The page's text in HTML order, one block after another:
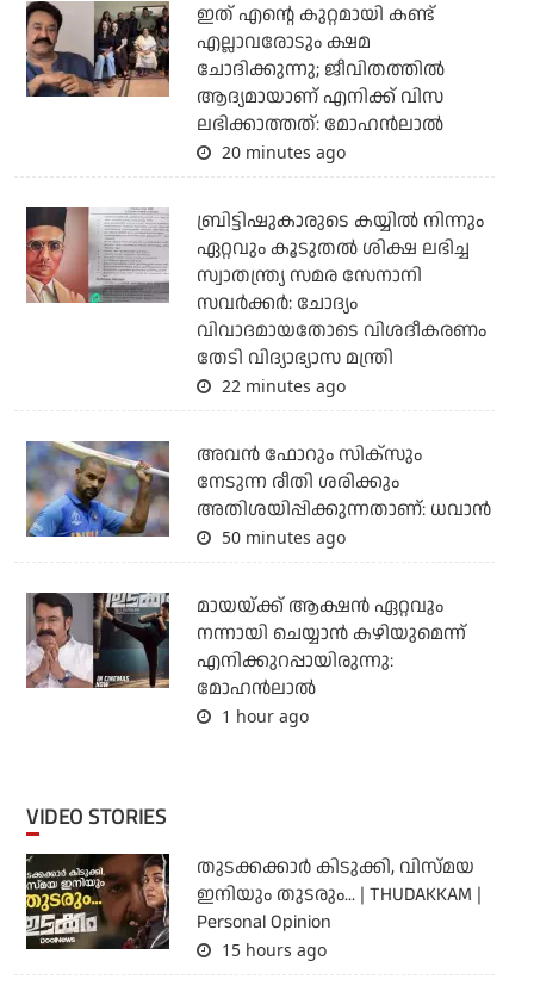
ഇത് എന്റെ കുറ്റമായി കണ്ട്
എല്ലാവരോടും ക്ഷമ
ചോദിക്കുന്നു; ജീവിതത്തിൽ
ആദ്യമായാണ് എനിക്ക് വിസ
ലഭിക്കാത്തത്: മോഹൻലാൽ
20 minutes ago
ബ്രിട്ടിഷുകാരുടെ കയ്യില്‍ നിന്നും
ഏറ്റവും കൂടുതല്‍ ശിക്ഷ ലഭിച്ച
സ്വാതന്ത്ര്യ സമര സേനാനി
സവര്‍ക്കര്‍: ചോദ്യം
വിവാദമായതോടെ വിശദീകരണം
തേടി വിദ്യാഭ്യാസ മന്ത്രി
22 minutes ago
അവന്‍ ഫോറും സിക്സും
നേടുന്ന രീതി ശരിക്കും
അതിശയിപ്പിക്കുന്നതാണ്: ധവാന്‍
50 minutes ago
മായയ്ക്ക് ആക്ഷന്‍ ഏറ്റവും
നന്നായി ചെയ്യാന്‍ കഴിയുമെന്ന്
എനിക്കുറപ്പായിരുന്നു:
മോഹന്‍ലാല്‍
1 hour ago
VIDEO STORIES
തുടക്കക്കാര്‍ കിടുക്കി, വിസ്മയ
ഇനിയും തുടരും... | THUDAKKAM |
Personal Opinion
15 hours ago